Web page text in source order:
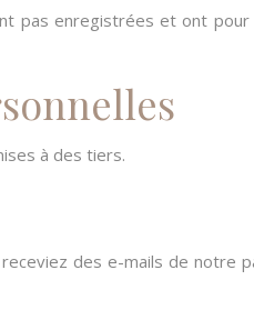
pas enregistrées et ont
à des tiers.
des e-mails de notre